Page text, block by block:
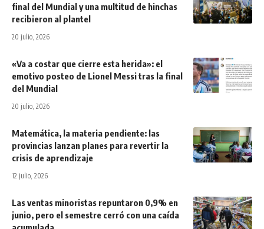
final del Mundial y una multitud de hinchas
recibieron al plantel
20 julio, 2026
«Va a costar que cierre esta herida»: el
emotivo posteo de Lionel Messi tras la final
del Mundial
20 julio, 2026
Matemática, la materia pendiente: las
provincias lanzan planes para revertir la
crisis de aprendizaje
12 julio, 2026
Las ventas minoristas repuntaron 0,9% en
junio, pero el semestre cerró con una caída